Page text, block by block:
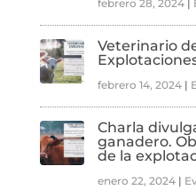
febrero 28, 2024|
Veterinario
febrero 14, 2024|
Charla
ganadero.
de la
enero 22, 2024|